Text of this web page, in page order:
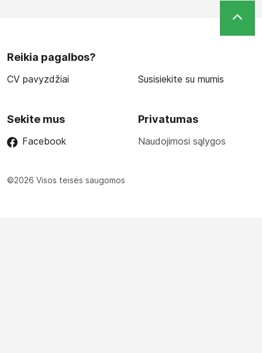
Reikia pagalbos?
CV pavyzdžiai Susisiekite su mumis
Sekite mus
Facebook
Privatumas
Naudojimosi sąlygos
©2026 Visos teisės saugomos